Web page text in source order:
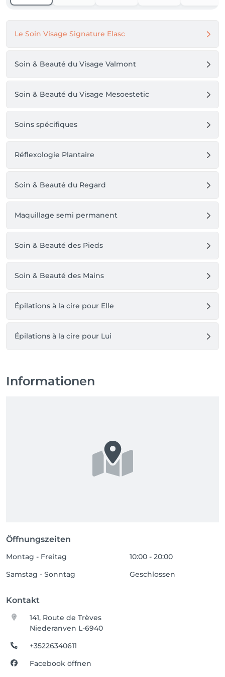
Le Soin Visage Signature Elasc
Soin & Beauté du Visage Valmont
Soin & Beauté du Visage Mesoestetic
Soins spécifiques
Réflexologie Plantaire
Soin & Beauté du Regard
Maquillage semi permanent
Soin & Beauté des Pieds
Soin & Beauté des Mains
Épilations à la cire pour Elle
Épilations à la cire pour Lui
Informationen
Öffnungszeiten
Montag - Freitag
10:00 - 20:00
Samstag - Sonntag
Geschlossen
Kontakt
141, Route de Trèves
Niederanven L-6940
+35226340611
Facebook öffnen